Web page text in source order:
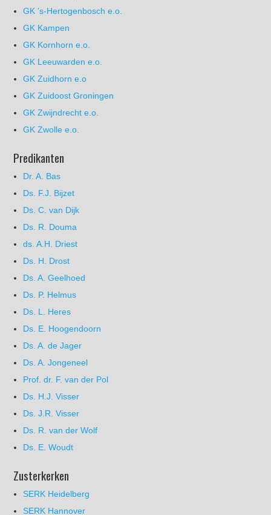
GK 's-Hertogenbosch e.o.
GK Kampen
GK Kornhorn e.o.
GK Leeuwarden e.o.
GK Zuidhorn e.o
GK Zuidoost Groningen
GK Zwijndrecht e.o.
GK Zwolle e.o.
Predikanten
Dr. A. Bas
Ds. F.J. Bijzet
Ds. C. van Dijk
Ds. R. Douma
ds. A.H. Driest
Ds. H. Drost
Ds. A. Geelhoed
Ds. P. Helmus
Ds. L. Heres
Ds. E. Hoogendoorn
Ds. A. de Jager
Ds. A. Jongeneel
Prof. dr. F. van der Pol
Ds. H.J. Visser
Ds. J.R. Visser
Ds. R. van der Wolf
Ds. E. Woudt
Zusterkerken
SERK Heidelberg
SERK Hannover